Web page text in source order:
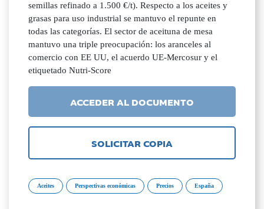
semillas refinado a 1.500 €/t). Respecto a los aceites y
grasas para uso industrial se mantuvo el repunte en
todas las categorías. El sector de aceituna de mesa
mantuvo una triple preocupación: los aranceles al
comercio con EE UU, el acuerdo UE-Mercosur y el
etiquetado Nutri-Score
ACCEDER AL DOCUMENTO
SOLICITAR COPIA
Aceites Perspectivas económicas Precios España